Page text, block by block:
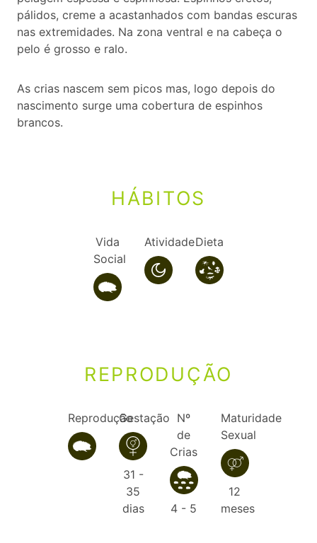
pálidos, creme a acastanhados com bandas escuras
nas extremidades. Na zona ventral e na cabeça o
pelo é grosso e ralo.
As crias nascem sem picos mas, logo depois do
nascimento surge uma cobertura de espinhos
brancos.
HÁBITOS
Vida
Social
AtividadeDieta
REPRODUÇÃO
ReproduçãoGestação
31 -
35
dias
Nº
de
Crias
4 - 5
Maturidade
Sexual
12
meses